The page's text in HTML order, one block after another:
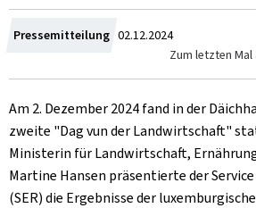
Pressemitteilung Zum
02.12.2024
Zum letzten
Am 2. Dezember 2024 fand in der
zweite "Dag vun der Landwirtschaft"
Ministerin für Landwirtschaft,
Martine Hansen präsentierte der
(SER) die Ergebnisse der